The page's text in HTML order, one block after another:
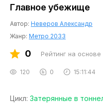
Главное убежище
Автор: Неверов Александр
Жанр: Метро 2033
0 Рейтинг на основе
120 0 15:11:44
Цикл: Затерянные в